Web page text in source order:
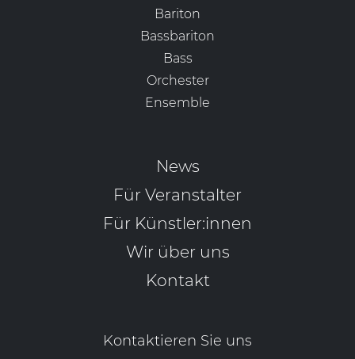
Bariton
Bassbariton
Bass
Orchester
Ensemble
News
Für Veranstalter
Für Künstler:innen
Wir über uns
Kontakt
Kontaktieren Sie uns